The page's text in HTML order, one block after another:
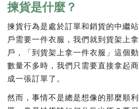
揀貨是什麼？
揀貨行為是處於訂單和銷貨的中繼
戶需要一件衣服，我們就到貨架上
戶，「到貨架上拿一件衣服」這個
數量不多時，我們只需要直接拿起
成一張訂單了。
然而，事情不是總是想像的那麼順